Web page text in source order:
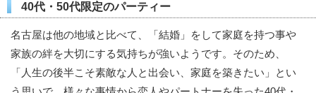
40代・50代限定のパーティー
名古屋は他の地域と比べて、「結婚」をして家庭を持つ事や
家族の絆を大切にする気持ちが強いようです。そのため、
「人生の後半こそ素敵な人と出会い、家庭を築きたい」とい